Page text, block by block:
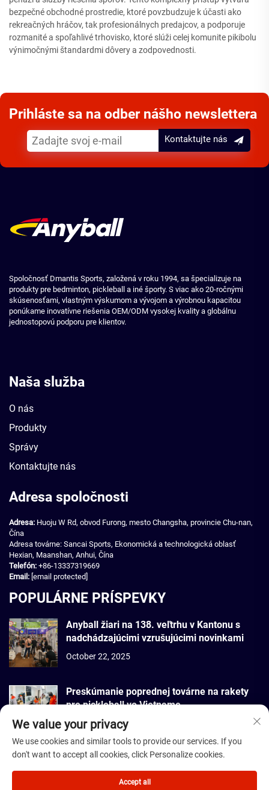
bezpečné obchodné prostredie, ktoré povzbudzuje k účasti ako
rekreačných hráčov, tak profesionálnych predajcov, a podporuje
rozmanité a spoľahlivé trhovisko, ktoré slúži celej komunite pikibolu
výnimočnými štandardmi dôvery a zodpovednosti.
Prihláste sa na odber nášho newslettera
Kontaktujte nás
Spoločnosť Dmantis Sports, založená v roku 1994, sa špecializuje na
produkty pre bedminton, pickleball a iné športy. S viac ako 20-ročnými
skúsenosťami, vlastným výskumom a vývojom a výrobnou kapacitou
ponúkame inovatívne riešenia OEM/ODM vysokej kvality a globálnu
jednostopovú podporu pre klientov.
Naša služba
O nás
Produkty
Správy
Kontaktujte nás
Adresa spoločnosti
Adresa: Huoju W Rd, obvod Furong, mesto Changsha, provincie Chu-nan,
Čína
Adresa továrne: Sancai Sports, Ekonomická a technologická oblasť
Hexian, Maanshan, Anhui, Čína
Telefón: +86-13337319669
Email: [email protected]
POPULÁRNE PRÍSPEVKY
Anyball žiari na 138. veľtrhu v Kantonu s
nadchádzajúcimi vzrušujúcimi novinkami
October 22, 2025
Preskúmanie poprednej továrne na rakety
pre pickleball vo Vietname
September 22, 2025
Autorské práva © 2026 Dmantis Sports Goods Co., Ltd. Peking Všetky
práva vyhradené. - Zásady ochrany súkromia
We value your privacy
We use cookies and similar tools to provide our services. If you
don't want to accept all cookies, click Personalize cookies.
Accept all